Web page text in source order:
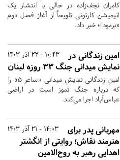
کامران نجف‌زاده در حالی با انتشار یک
انیمیشن کارتونی تلویحاً از آغاز فصل دوم
«برمودا» خبر داد.
10:43 - 22 آذر 1403
امین زندگانی در
نمایش میدانی جنگ ۳۳ روزه لبنان
امین زندگانی نمایش میدانی «ساعر ۵» را
که درباره جنگ تموز است در اراضی
عباس‌آباد اجرا می‌کند.
14:03 - 21 آذر 1403
مهربانی پدر برای
هنرمند نقاش؛ روایتی از انگشتر
اهدایی رهبر به روح‌الامین